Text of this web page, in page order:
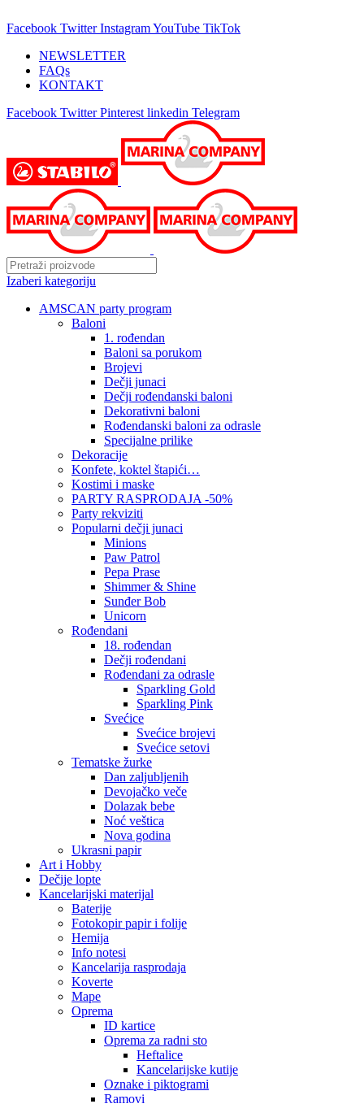
Facebook Twitter InstagramYouTube TikTok
NEWSLETTER
FAQs
KONTAKT
Facebook Twitter Pinterest linkedin Telegram
Izaberi kategoriju
AMSCAN party program
Baloni
1. rođendan
Baloni sa porukom
Brojevi
Dečji junaci
Dečji rođendanski baloni
Dekorativni baloni
Rođendanski baloni za odrasle
Specijalne prilike
Dekoracije
Konfete, koktel štapići…
Kostimi i maske
PARTY RASPRODAJA -50%
Party rekviziti
Popularni dečji junaci
Minions
Paw Patrol
Pepa Prase
Shimmer & Shine
Sunđer Bob
Unicorn
Rođendani
18. rođendan
Dečji rođendani
Rođendani za odrasle
Sparkling Gold
Sparkling Pink
Svećice
Svećice brojevi
Svećice setovi
Tematske žurke
Dan zaljubljenih
Devojačko veče
Dolazak bebe
Noć veštica
Nova godina
Ukrasni papir
Art i Hobby
Dečije lopte
Kancelarijski materijal
Baterije
Fotokopir papir i folije
Hemija
Info notesi
Kancelarija rasprodaja
Koverte
Mape
Oprema
ID kartice
Oprema za radni sto
Heftalice
Kancelarijske kutije
Oznake i piktogrami
Ramovi